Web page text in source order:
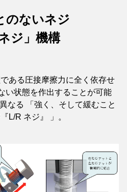
のないネジ
ジ」機構
ある圧接摩擦力に全く依存せ
い状態を作出することが可能
なる
「強く、そして緩むこと
L/R ネジ』 」。